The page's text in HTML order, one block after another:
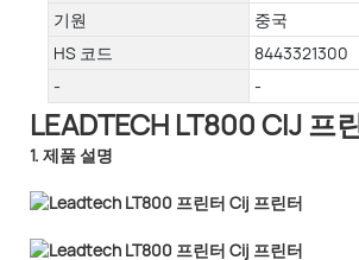
기원
중국
HS 코드
8443321300
-
-
LEADTECH LT800 CIJ 프
1. 제품 설명